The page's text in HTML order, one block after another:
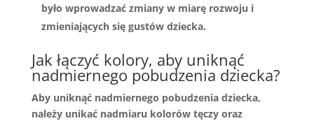
było wprowadzać zmiany w miarę rozwoju i
zmieniających się gustów dziecka.
Jak łączyć kolory, aby uniknąć
nadmiernego pobudzenia dziecka?
Aby uniknąć nadmiernego pobudzenia dziecka,
należy unikać nadmiaru kolorów tęczy oraz